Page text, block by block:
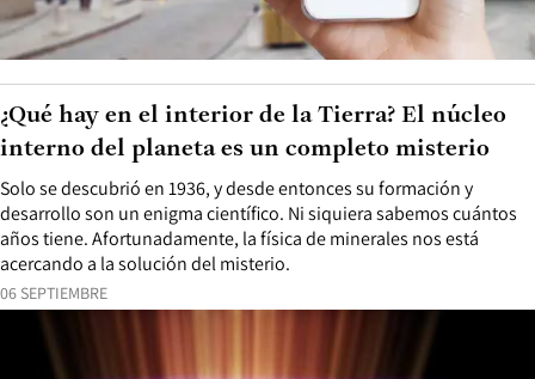
06 SEPTIEMBRE
Solo se descubrió en 1936, y desde entonces su formación y
desarrollo son un enigma científico. Ni siquiera sabemos cuántos
años tiene. Afortunadamente, la física de minerales nos está
acercando a la solución del misterio.
¿Qué hay en el interior de la Tierra? El núcleo
interno del planeta es un completo misterio